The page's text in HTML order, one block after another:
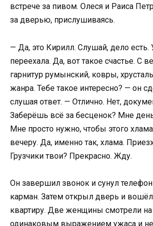
встрече за пивом. Олеся и Раиса
за дверью, прислушиваясь.
— Да, это Кирилл. Слушай, дело есть.
переехала. Да, вот такое счастье. С
гарнитур румынский, ковры,
жанра. Тебе такое интересно? — он
слушая ответ. — Отлично. Нет,
Заберёшь всё за бесценок? Мне
Мне просто нужно, чтобы этого
вечеру. Да, именно так, хлама.
Грузчики твои? Прекрасно. Жду.
Он завершил звонок и сунул
карман. Затем открыл дверь и
квартиру. Две женщины смотрели на
одинаковым выражением ужаса и